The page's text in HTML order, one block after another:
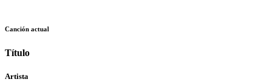
Canción actual
Título
Artista